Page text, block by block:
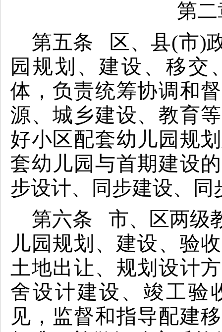
第
第五条 区、县(市)
园规划、建设、移交
体，负责统筹协调和
源、城乡建设、教育
好小区配套幼儿园规
套幼儿园与首期建设
步设计、同步建设、
第六条 市、区两级
儿园规划、建设、验
土地出让、规划设计
舍设计建设、竣工验
见，监督和指导配建